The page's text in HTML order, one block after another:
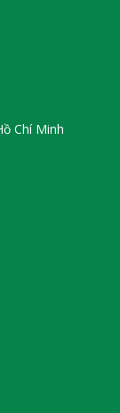
Chí Minh